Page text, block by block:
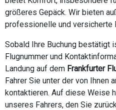
größeres Gepäck. Wir bieten
professionelle und versicherte
Sobald Ihre Buchung bestätigt
Flugnummer und
Landung auf dem Frankfurter
Fahrer Sie unter der von Ihnen
kontaktieren. Auf diese Weise
unseres Fahrers, den Sie